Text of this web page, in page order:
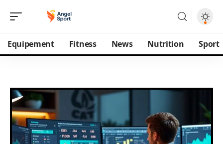
Equipement Fitness News Nutrition Sport